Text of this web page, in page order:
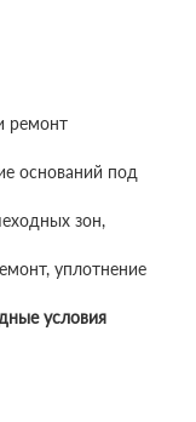
ремонт
оснований под
зон,
уплотнение
условия